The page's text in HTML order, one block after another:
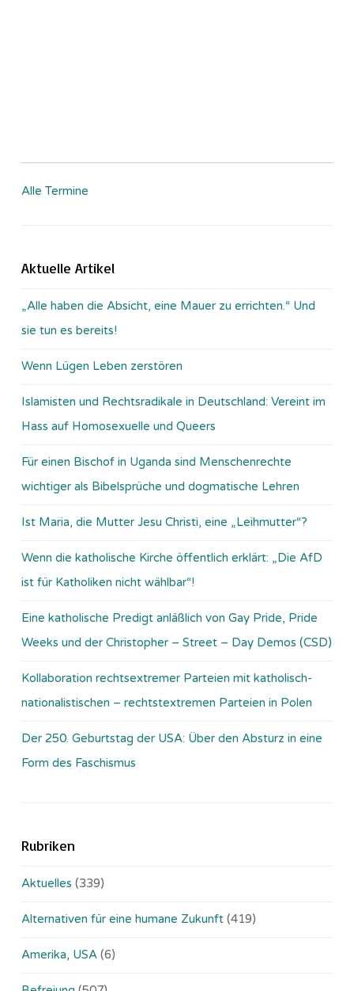
Alle Termine
Aktuelle Artikel
„Alle haben die Absicht, eine Mauer zu errichten.“ Und
sie tun es bereits!
Wenn Lügen Leben zerstören
Islamisten und Rechtsradikale in Deutschland: Vereint im
Hass auf Homosexuelle und Queers
Für einen Bischof in Uganda sind Menschenrechte
wichtiger als Bibelsprüche und dogmatische Lehren
Ist Maria, die Mutter Jesu Christi, eine „Leihmutter“?
Wenn die katholische Kirche öffentlich erklärt: „Die AfD
ist für Katholiken nicht wählbar“!
Eine katholische Predigt anläßlich von Gay Pride, Pride
Weeks und der Christopher – Street – Day Demos (CSD)
Kollaboration rechtsextremer Parteien mit katholisch-
nationalistischen – rechtstextremen Parteien in Polen
Der 250. Geburtstag der USA: Über den Absturz in eine
Form des Faschismus
Rubriken
Aktuelles (339)
Alternativen für eine humane Zukunft (419)
Amerika, USA (6)